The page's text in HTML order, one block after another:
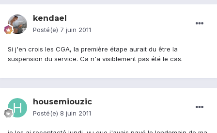
kendael
Posté(e) 7 juin 2011
Si j'en crois les CGA, la première étape aurait du être la
suspension du service. Ca n'a visiblement pas été le cas.
housemiouzic
Posté(e) 8 juin 2011